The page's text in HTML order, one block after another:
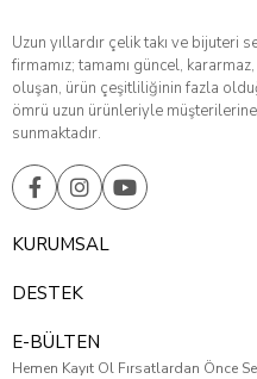
Uzun yıllardır çelik takı ve bijuteri
firmamız; tamamı güncel,
oluşan, ürün çeşitliliğinin fazla
ömrü uzun ürünleriyle
sunmaktadır.
KURUMSAL
DESTEK
E-BÜLTEN
Hemen Kayıt Ol Fırsatlardan Önce